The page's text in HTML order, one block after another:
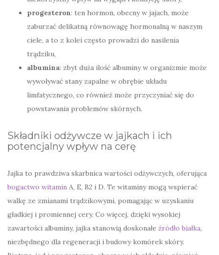
progesteron: ten hormon, obecny w jajach, może
zaburzać delikatną równowagę hormonalną w naszym
ciele, a to z kolei często prowadzi do nasilenia
trądziku,
albumina: zbyt duża ilość albuminy w organizmie może
wywoływać stany zapalne w obrębie układu
limfatycznego, co również może przyczyniać się do
powstawania problemów skórnych.
Składniki odżywcze w jajkach i ich
potencjalny wpływ na cerę
Jajka to prawdziwa skarbnica wartości odżywczych, oferująca
bogactwo witamin A, E, B2 i D. Te witaminy mogą wspierać
walkę ze zmianami trądzikowymi, pomagając w uzyskaniu
gładkiej i promiennej cery. Co więcej, dzięki wysokiej
zawartości albuminy, jajka stanowią doskonałe źródło białka,
niezbędnego dla regeneracji i budowy komórek skóry.